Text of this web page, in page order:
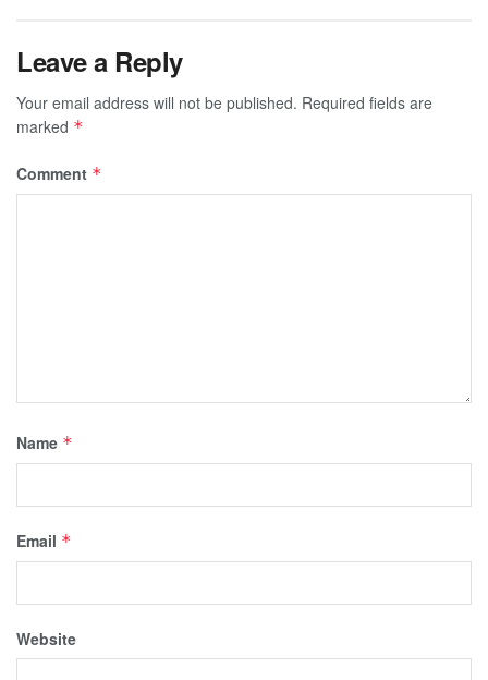
Leave a Reply
Your email address will not be published. Required fields are
marked *
Comment *
Name *
Email *
Website